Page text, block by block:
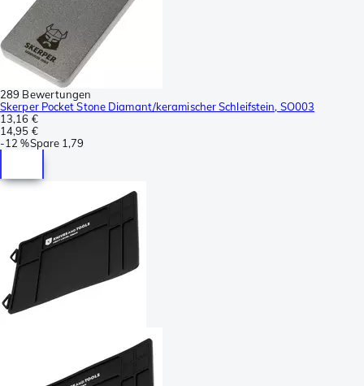
289 Bewertungen
Skerper Pocket Stone Diamant/keramischer Schleifstein, SO003
13,16 €
14,95 €
-12 %Spare 1,79